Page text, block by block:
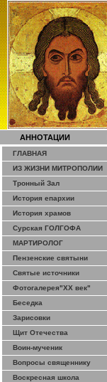
АННОТАЦИИ
ГЛАВНАЯ
ИЗ ЖИЗНИ МИТРОПОЛИИ
Тронный Зал
История епархии
История храмов
Сурская ГОЛГОФА
МАРТИРОЛОГ
Пензенские святыни
Святые источники
Фотогалерея"ХХ век"
Беседка
Зарисовки
Щит Отечества
Воин-мученик
Вопросы священнику
Воскресная школа